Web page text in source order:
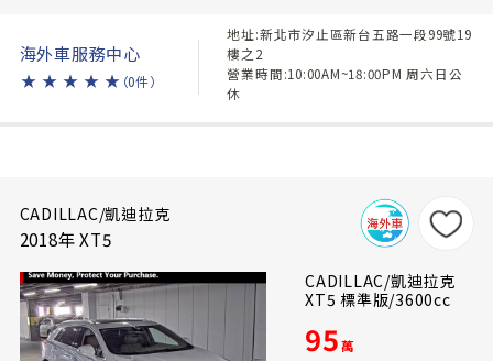
海外車服務中心
★ ★ ★ ★ ★ （0件）
地址:新北市汐止區新台五路一段99號19
樓之2
營業時間:10:00AM~18:00PM 周六日公
休
CADILLAC/凱迪拉克
2018年 XT5
CADILLAC/凱迪拉克
XT5 標準版/3600cc
95萬